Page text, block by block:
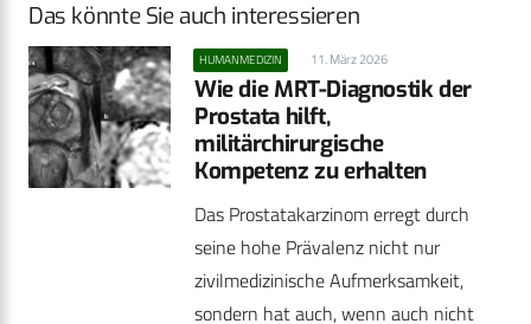
Das könnte Sie auch interessieren
HUMANMEDIZIN 11. März 2026
Wie die MRT-Diagnostik der
Prostata hilft,
militärchirurgische
Kompetenz zu erhalten
Das Prostatakarzinom erregt durch
seine hohe Prävalenz nicht nur
zivilmedizinische Aufmerksamkeit,
sondern hat auch, wenn auch nicht